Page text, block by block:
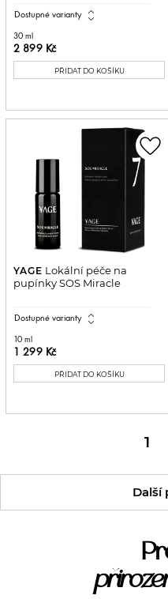
Dostupné varianty expand_all
30 ml
2 899 Kč
PŘIDAT DO KOŠÍKU
YAGE Lokální péče na
pupínky SOS Miracle
Dostupné varianty expand_all
10 ml
1 299 Kč
PŘIDAT DO KOŠÍKU
favorite_border
1
Další